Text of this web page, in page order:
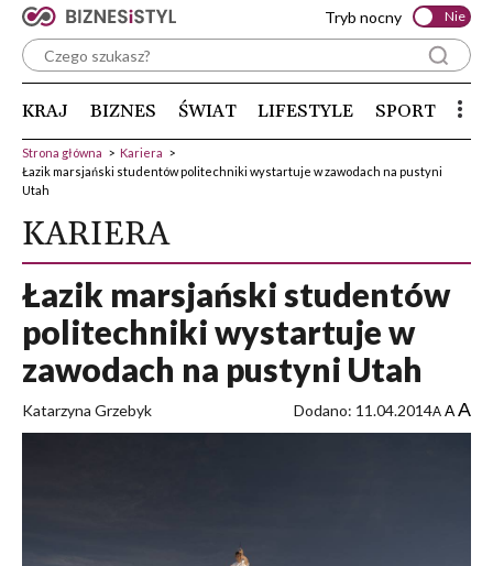
Tryb nocny Nie
KRAJ BIZNES ŚWIAT LIFESTYLE SPORT
Strona główna > Kariera >
Łazik marsjański studentów politechniki wystartuje w zawodach na pustyni
Utah
KARIERA
Łazik marsjański studentów
politechniki wystartuje w
zawodach na pustyni Utah
Katarzyna Grzebyk Dodano: 11.04.2014A AA